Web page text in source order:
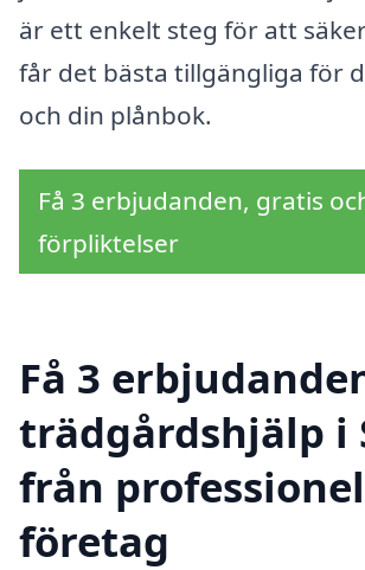
är ett enkelt steg för att
får det bästa tillgängliga för
och din plånbok.
Få 3 erbjudanden, gratis
förpliktelser
Få 3
trädgårdshjälp i
från
företag